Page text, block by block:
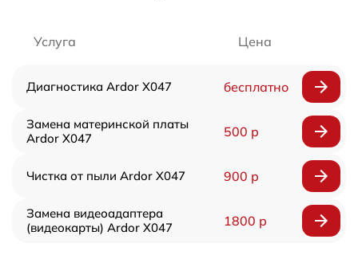
Услуга Цена
Диагностика Ardor X047 бесплатно
Замена материнской платы
Ardor X047
500 р
Чистка от пыли Ardor X047 900 р
Замена видеоадаптера
(видеокарты) Ardor X047
1800 р